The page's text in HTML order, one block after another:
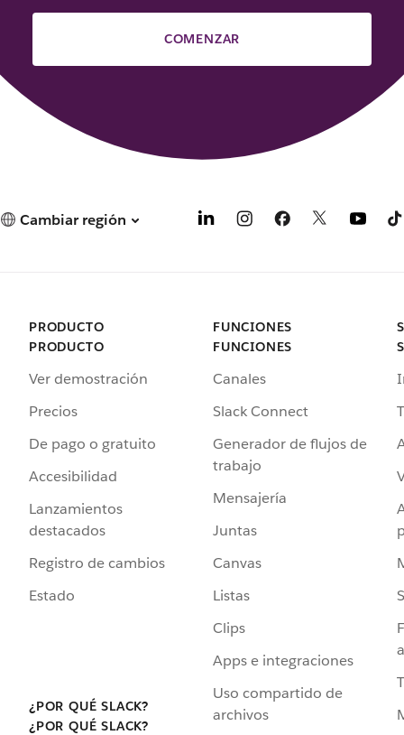
COMENZAR
Cambiar región
PRODUCTO
PRODUCTO
Ver demostración
Precios
De pago o gratuito
Accesibilidad
Lanzamientos
destacados
Registro de cambios
Estado
¿POR QUÉ SLACK?
¿POR QUÉ SLACK?
FUNCIONES
FUNCIONES
Canales
Slack Connect
Generador de flujos de
trabajo
Mensajería
Juntas
Canvas
Listas
Clips
Apps e integraciones
Uso compartido de
archivos